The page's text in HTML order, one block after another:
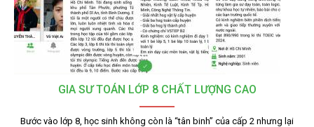
GIA SƯ TOÁN LỚP 8 CHẤT LƯỢNG CAO
Bước vào lớp 8, học sinh không còn là “tân binh” của cấp 2 nhưng lại